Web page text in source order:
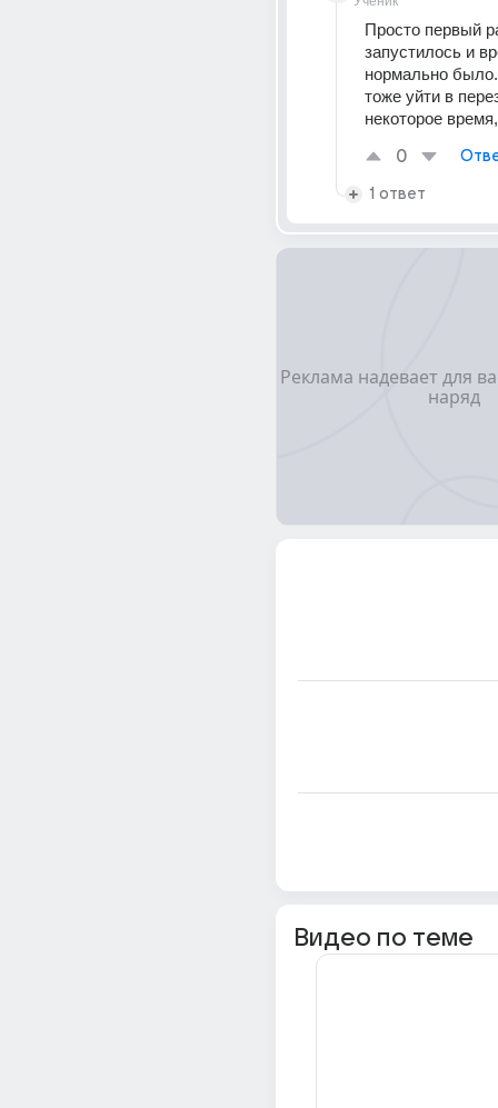
Просто первый
запустилось и
нормально
тоже уйти в
некоторое
0
1 ответ
Видео по теме